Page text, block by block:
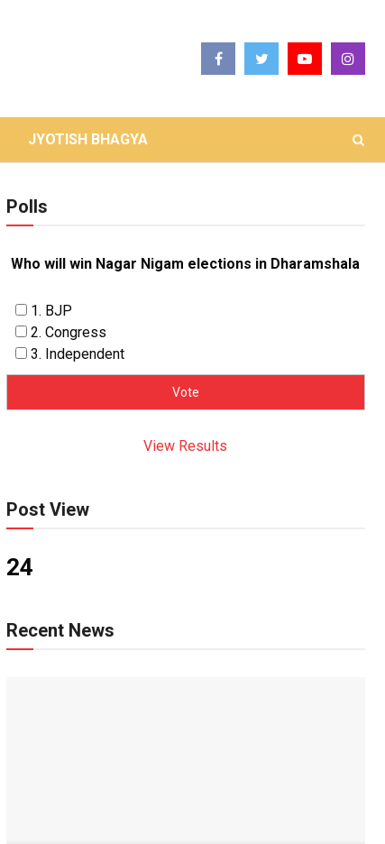
JYOTISH BHAGYA
Polls
Who will win Nagar Nigam elections in Dharamshala
1. BJP
2. Congress
3. Independent
View Results
Post View
24
Recent News